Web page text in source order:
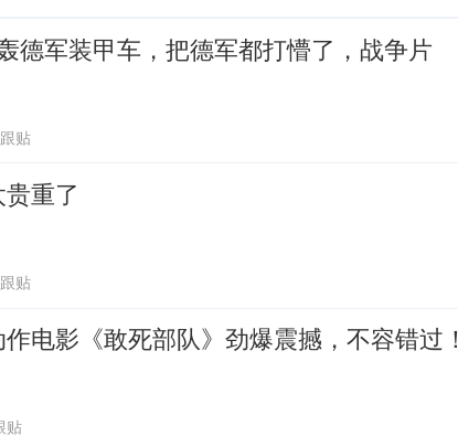
德军装甲车，把德军都打懵了，战争片
贴
重了
贴
电影《敢死部队》劲爆震撼，不容错过！
贴